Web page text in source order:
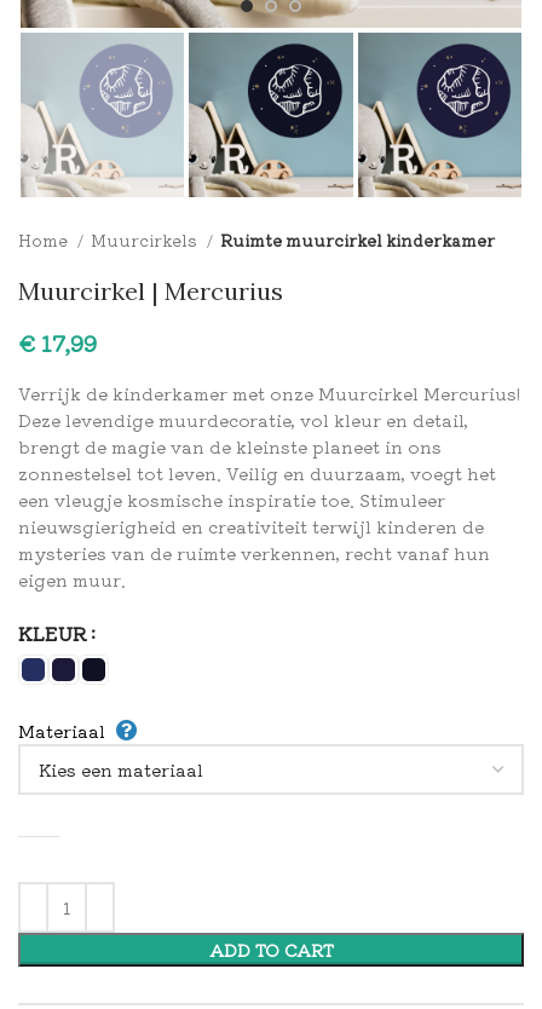
Home Muurcirkels Ruimte muurcirkel kinderkamer
Muurcirkel | Mercurius
€
Verrijk de kinderkamer met onze Muurcirkel Mercurius!
Deze levendige muurdecoratie, vol kleur en detail,
brengt de magie van de kleinste planeet in ons
zonnestelsel tot leven. Veilig en duurzaam, voegt het
een vleugje kosmische inspiratie toe. Stimuleer
nieuwsgierigheid en creativiteit terwijl kinderen de
mysteries van de ruimte verkennen, recht vanaf hun
eigen muur.
KLEUR
Materiaal
ADD TO CART